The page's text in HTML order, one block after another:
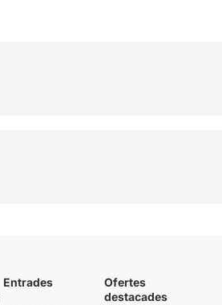
Entrades
Ofertes
destacades